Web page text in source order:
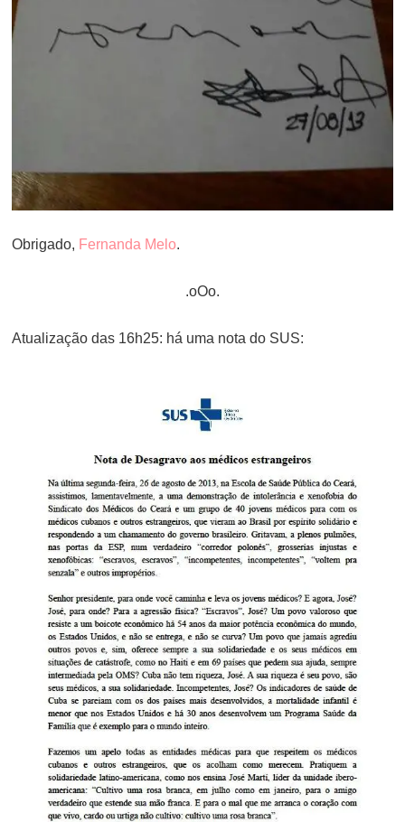
Obrigado, Fernanda Melo.
.oOo.
Atualização das 16h25: há uma nota do SUS: